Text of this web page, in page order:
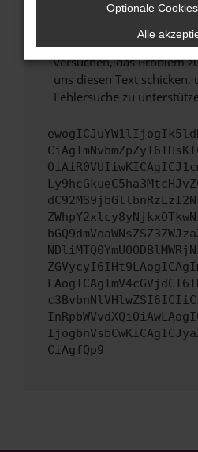
Wende dich an den
Wenn du alle oben
hast, kontaktiere uns
versuchen, das Problem
uns diesen Text schicken,
Fehlersuche zu
CiAgfQp9
Optionale
Alle